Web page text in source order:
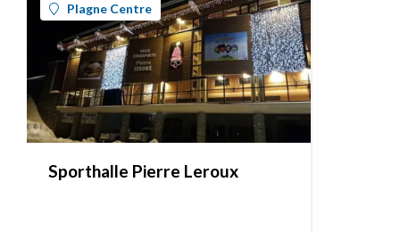
Plagne Centre
Sporthalle Pierre Leroux